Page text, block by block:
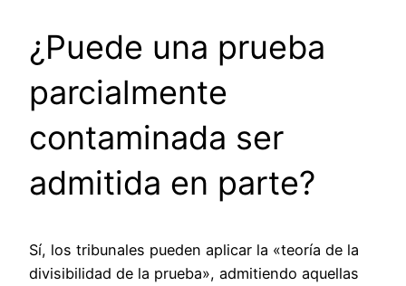
¿Puede una prueba
parcialmente
contaminada ser
admitida en parte?
Sí, los tribunales pueden aplicar la «teoría de la
divisibilidad de la prueba», admitiendo aquellas